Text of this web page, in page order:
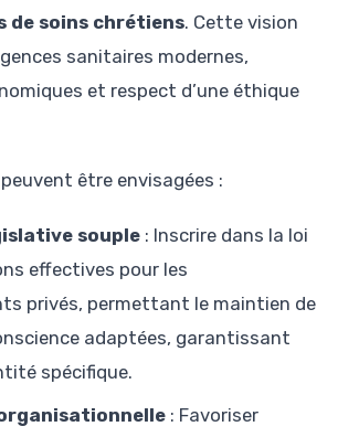
de soins chrétiens. Cette vision
sanitaires modernes,
et respect d’une éthique
être envisagées :
souple : Inscrire dans la loi
effectives pour les
privés, permettant le maintien de
adaptées, garantissant
spécifique.
: Favoriser